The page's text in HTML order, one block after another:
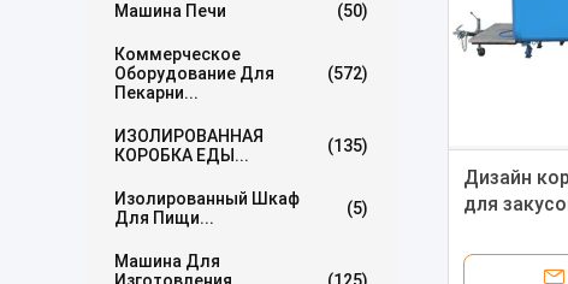
Машина Печи (50)
Коммерческое
Оборудование Для
Пекарни...
(572)
ИЗОЛИРОВАННАЯ
КОРОБКА ЕДЫ...
(135)
Изолированный Шкаф
Для Пищи...
(5)
Машина Для
Дизайн
для